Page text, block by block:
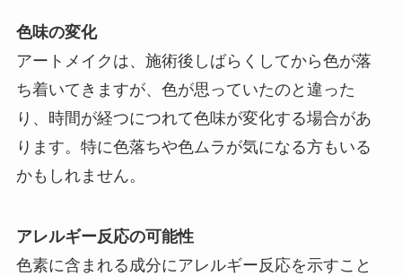
色味の変化
アートメイクは、施術後しばらくしてから色が落
ち着いてきますが、色が思っていたのと違った
り、時間が経つにつれて色味が変化する場合があ
ります。特に色落ちや色ムラが気になる方もいる
かもしれません。
アレルギー反応の可能性
色素に含まれる成分にアレルギー反応を示すこと